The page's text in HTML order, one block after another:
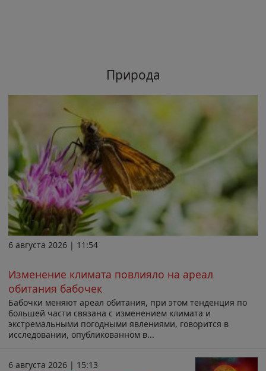
Природа
6 августа 2026 | 11:54
Изменение климата повлияло на ареал
обитания бабочек
Бабочки меняют ареал обитания, при этом тенденция по
большей части связана с изменением климата и
экстремальными погодными явлениями, говорится в
исследовании, опубликованном в...
6 августа 2026 | 15:13